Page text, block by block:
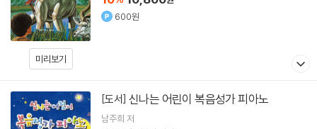
미리보기
600원
[도서] 신나는 어린이 복음성가 피아노
남주희 저